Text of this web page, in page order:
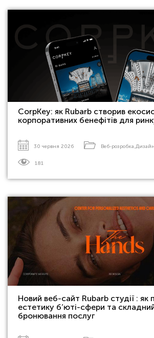
CorpKey: як Rubarb створив
корпоративних бенефітів для
30 червня 2026 Веб-розробка,Дизайн
181
Новий веб-сайт Rubarb студії : як
естетику б’юті-сфери та
бронювання послуг